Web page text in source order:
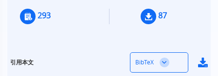
293 87
引用本文 BibTeX